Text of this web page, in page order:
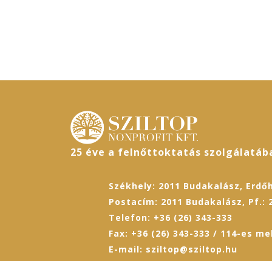
25 éve a felnőttoktatás
Székhely: 2011 Budakalász,
Postacím: 2011 Budakalász, Pf.:
Telefon: +36 (26) 343-333
Fax: +36 (26) 343-333 / 114-es
E-mail: sziltop@sziltop.hu